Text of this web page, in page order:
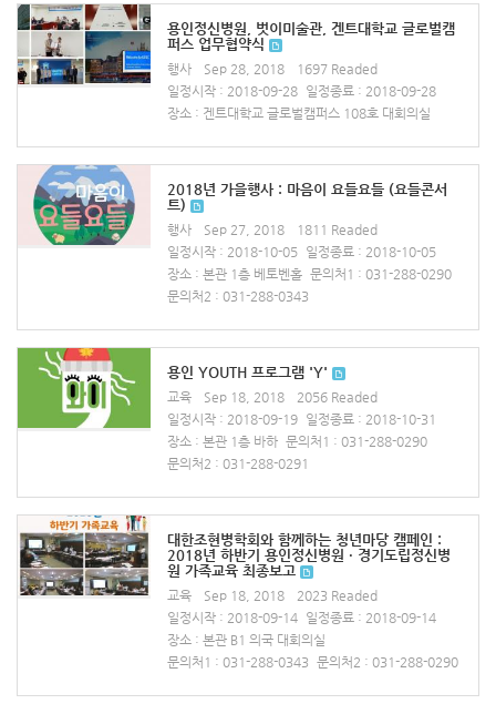
용인정신병원, 벗이미술관, 겐트대학교 글로벌캠
퍼스 업무협약식
행사 Sep 28, 2018
1697 Readed
일정시작 : 2018-09-28 일정종료 : 2018-09-28
장소 : 겐트대학교 글로벌캠퍼스 108호 대회의실
2018년 가을행사 : 마음이 요들요들 (요들콘서
트)
행사 Sep 27, 2018
1811 Readed
일정시작 : 2018-10-05 일정종료 : 2018-10-05
장소 : 본관 1층 베토벤홀 문의처1 : 031-288-0290
문의처2 : 031-288-0343
용인 YOUTH 프로그램 'Y'
교육 Sep 18, 2018
2056 Readed
일정시작 : 2018-09-19 일정종료 : 2018-10-31
장소 : 본관 1층 바하 문의처1 : 031-288-0290
문의처2 : 031-288-0291
대한조현병학회와 함께하는 청년마당 캠페인 :
2018년 하반기 용인정신병원 · 경기도립정신병
원 가족교육 최종보고
교육 Sep 18, 2018
2023 Readed
일정시작 : 2018-09-14 일정종료 : 2018-09-14
장소 : 본관 B1 의국 대회의실
문의처1 : 031-288-0343 문의처2 : 031-288-0290